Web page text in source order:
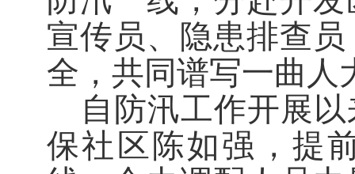
宣传员、隐患排查
全，共同谱写一曲人
自防汛工作开展
保社区陈如强，提